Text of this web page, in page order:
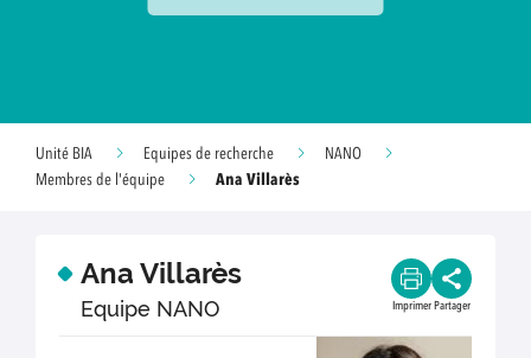
Unité BIA Equipes de recherche
NANO
Membres de l'équipe
Ana Villarès
Ana Villarès
Equipe NANO Imprimer Partager